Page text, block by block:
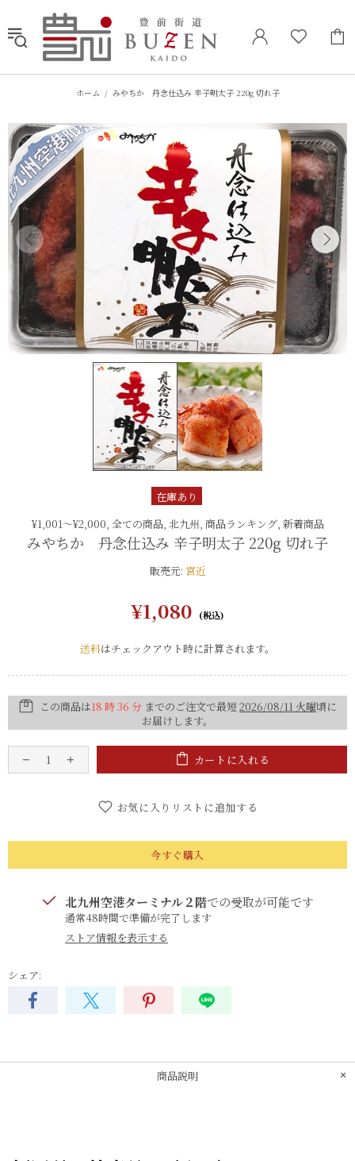
ホーム みやちか 丹念仕込み 辛子明太子 220g 切れ子
在庫あり
¥1,001〜¥2,000, 全ての商品, 北九州, 商品ランキング, 新着商品
みやちか 丹念仕込み 辛子明太子 220g 切れ子
販売元: 宮近
¥1,080
送料はチェックアウト時に計算されます。
この商品は18 時 36 分 までのご注文で最短2026/08/11 火曜頃に
お届けします。
カートに入れる
お気に入りリストに追加する
今すぐ購入
北九州空港ターミナル２階での受取が可能です
通常48時間で準備が完了します
ストア情報を表示する
シェア:
商品説明